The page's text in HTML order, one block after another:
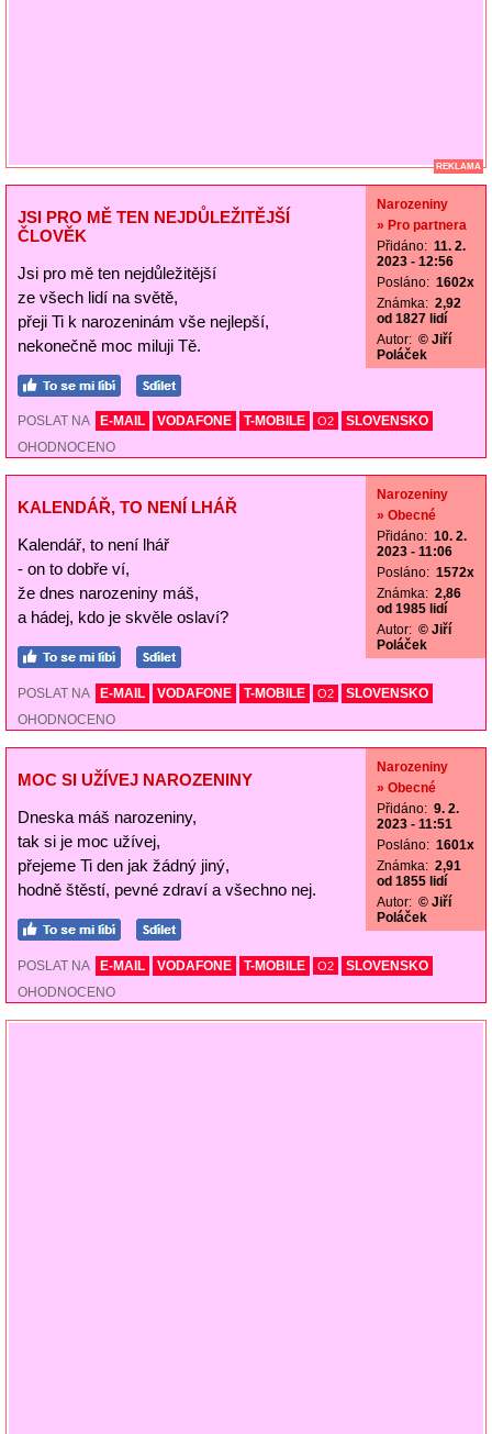
REKLAMA
JSI PRO MĚ TEN NEJDŮLEŽITĚJŠÍ
ČLOVĚK
Jsi pro mě ten nejdůležitější
ze všech lidí na světě,
přeji Ti k narozeninám vše nejlepší,
nekonečně moc miluji Tě.
Narozeniny
» Pro partnera
Přidáno: 11. 2.
2023 - 12:56
Posláno: 1602x
Známka: 2,92
od 1827 lidí
Autor: © Jiří
Poláček
POSLAT NA E-MAIL VODAFONE T-MOBILE O2
SLOVENSKO
OHODNOCENO
KALENDÁŘ, TO NENÍ LHÁŘ
Kalendář, to není lhář
- on to dobře ví,
že dnes narozeniny máš,
a hádej, kdo je skvěle oslaví?
Narozeniny
» Obecné
Přidáno: 10. 2.
2023 - 11:06
Posláno: 1572x
Známka: 2,86
od 1985 lidí
Autor: © Jiří
Poláček
POSLAT NA E-MAIL VODAFONE T-MOBILE O2
SLOVENSKO
OHODNOCENO
MOC SI UŽÍVEJ NAROZENINY
Dneska máš narozeniny,
tak si je moc užívej,
přejeme Ti den jak žádný jiný,
hodně štěstí, pevné zdraví a všechno nej.
Narozeniny
» Obecné
Přidáno: 9. 2.
2023 - 11:51
Posláno: 1601x
Známka: 2,91
od 1855 lidí
Autor: © Jiří
Poláček
POSLAT NA E-MAIL VODAFONE T-MOBILE O2
SLOVENSKO
OHODNOCENO